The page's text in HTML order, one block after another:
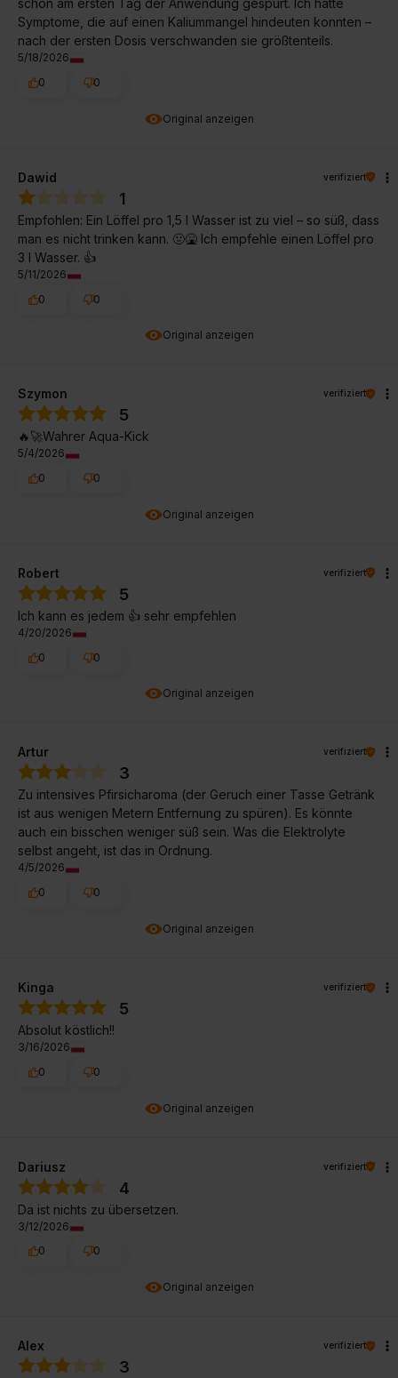
Original anzeigen
schon am ersten Tag der Anwendung gespürt. Ich hatte
Symptome, die auf einen Kaliummangel hindeuten konnten –
nach der ersten Dosis verschwanden sie größtenteils.
5/18/2026
0
0
Original anzeigen
Dawid verifiziert
1
Empfohlen: Ein Löffel pro 1,5 l Wasser ist zu viel – so süß, dass
man es nicht trinken kann. 🤢🤮 Ich empfehle einen Löffel pro
3 l Wasser. 👍️
5/11/2026
0
0
Original anzeigen
Szymon verifiziert
5
🔥🚀Wahrer Aqua-Kick
5/4/2026
0
0
Original anzeigen
Robert verifiziert
5
Ich kann es jedem 👍️ sehr empfehlen
4/20/2026
0
0
Original anzeigen
Artur verifiziert
3
Zu intensives Pfirsicharoma (der Geruch einer Tasse Getränk
ist aus wenigen Metern Entfernung zu spüren). Es könnte
auch ein bisschen weniger süß sein. Was die Elektrolyte
selbst angeht, ist das in Ordnung.
4/5/2026
0
0
Original anzeigen
Kinga verifiziert
5
Absolut köstlich!!
3/16/2026
0
0
Original anzeigen
Dariusz verifiziert
4
Da ist nichts zu übersetzen.
3/12/2026
0
0
Alex verifiziert
3